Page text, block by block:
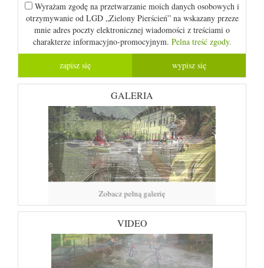
Wyrażam zgodę na przetwarzanie moich danych osobowych i
otrzymywanie od LGD „Zielony Pierścień” na wskazany przeze
mnie adres poczty elektronicznej wiadomości z treściami o
charakterze informacyjno-promocyjnym. Pelna treść zgody.
GALERIA
Zobacz pełną galerię
VIDEO